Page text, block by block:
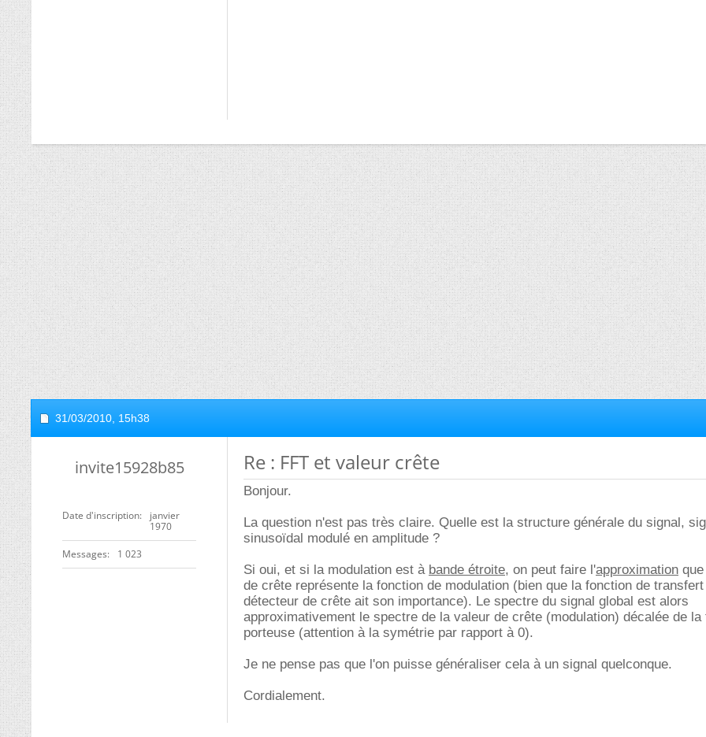
31/03/2010, 15h38
invite15928b85
Date d'inscription
janvier
1970
Messages 1 023
Re : FFT et valeur crête
Bonjour.
La question n'est pas très claire. Quelle est la structure générale du signal,
sinusoïdal modulé en amplitude ?
Si oui, et si la modulation est à bande étroite, on peut faire l'approximation
de crête représente la fonction de modulation (bien que la fonction de transfert
détecteur de crête ait son importance). Le spectre du signal global est alors
approximativement le spectre de la valeur de crête (modulation) décalée de la
porteuse (attention à la symétrie par rapport à 0).
Je ne pense pas que l'on puisse généraliser cela à un signal quelconque.
Cordialement.